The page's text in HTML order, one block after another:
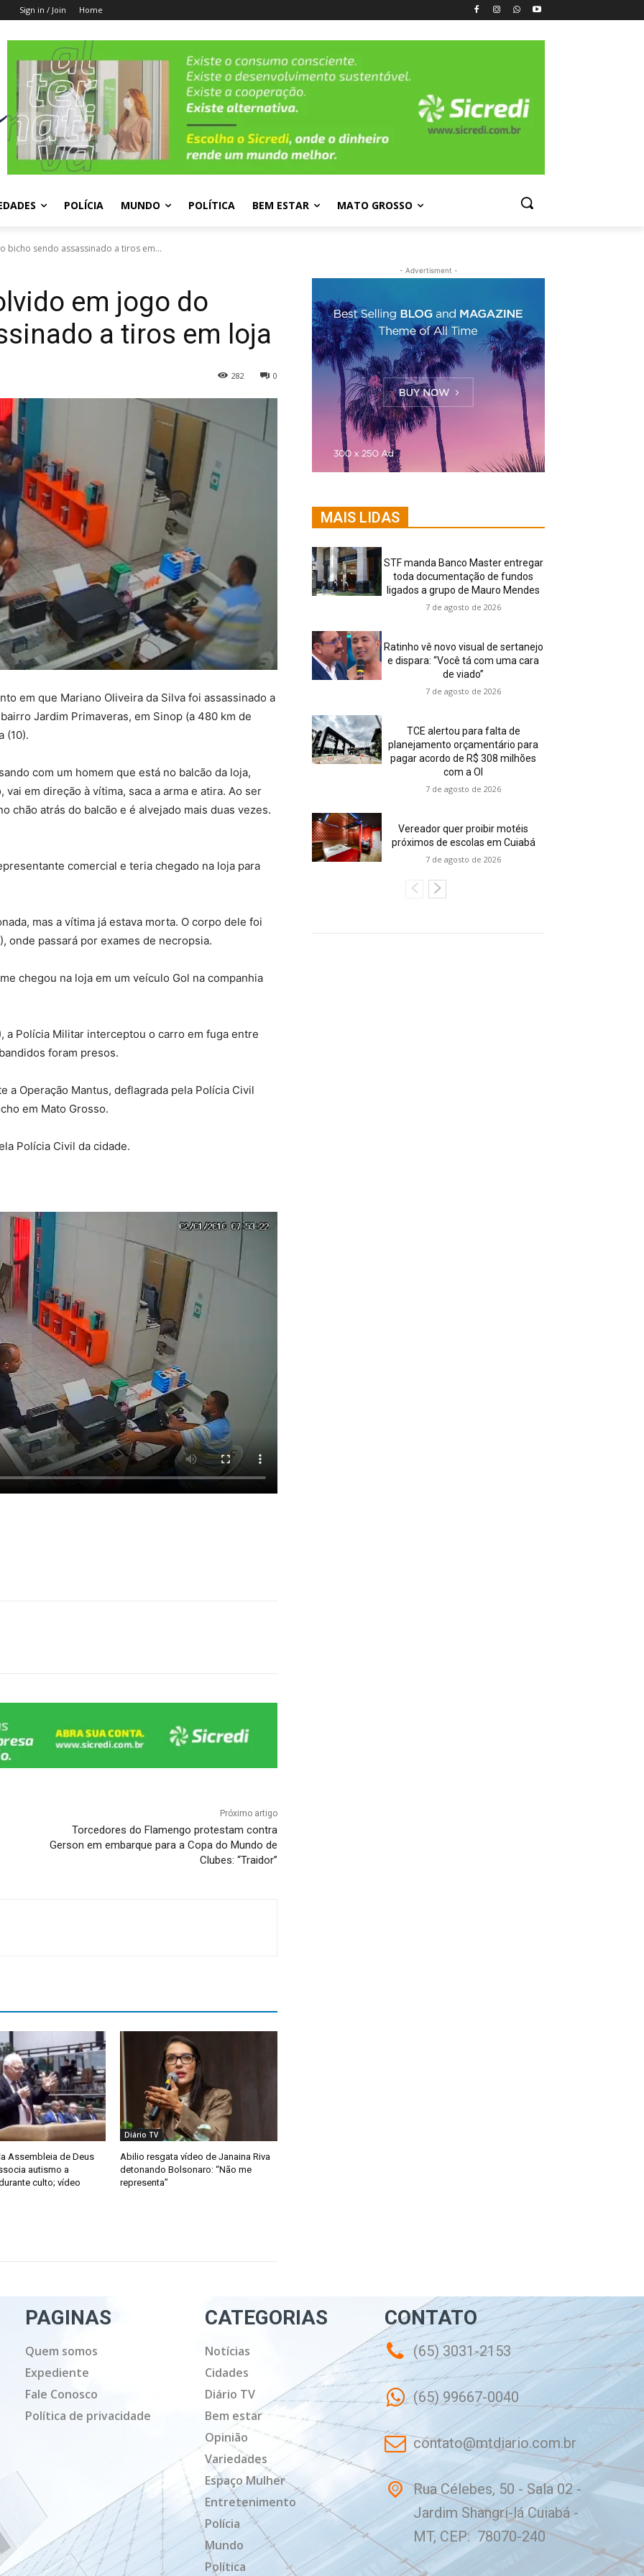
Sign in / Join Home
POLÍCIA MUNDO POLÍTICA BEM ESTAR MATO GROSSO
bicho sendo assassinado a tiros em...
em jogo do
a tiros em loja
0
282
em que Mariano Oliveira da Silva foi assassinado a
Jardim Primaveras, em Sinop (a 480 km de
(10).
com um homem que está no balcão da loja,
em direção à vítima, saca a arma e atira. Ao ser
chão atrás do balcão e é alvejado mais duas vezes.
comercial e teria chegado na loja para
mas a vítima já estava morta. O corpo dele foi
onde passará por exames de necropsia.
chegou na loja em um veículo Gol na companhia
a Polícia Militar interceptou o carro em fuga entre
foram presos.
a Operação Mantus, deflagrada pela Polícia Civil
em Mato Grosso.
Polícia Civil da cidade.
Próximo artigo
Torcedores do Flamengo protestam contra
Gerson em embarque para a Copa do Mundo de
Clubes: “Traidor”
Assembleia de Deus
autismo a
culto; vídeo
Diário TV
Abilio resgata vídeo de Janaina Riva
detonando Bolsonaro: “Não me
representa”
- Advertisment -
MAIS LIDAS
STF manda Banco Master entregar
toda documentação de fundos
ligados a grupo de Mauro Mendes
7 de agosto de 2026
Ratinho vê novo visual de sertanejo
e dispara: “Você tá com uma cara
de viado”
7 de agosto de 2026
TCE alertou para falta de
planejamento orçamentário para
pagar acordo de R$ 308 milhões
com a OI
7 de agosto de 2026
Vereador quer proibir motéis
próximos de escolas em Cuiabá
7 de agosto de 2026
PAGINAS
Quem somos
Expediente
Fale Conosco
Política de privacidade
CATEGORIAS
Notícias
Cidades
Diário TV
Bem estar
Opinião
Variedades
Espaço Mulher
Entretenimento
Polícia
Mundo
Política
CONTATO
(65) 3031-2153
(65) 99667-0040
contato@mtdiario.com.br
Rua Célebes, 50 - Sala 02 -
Jardim Shangri-lá Cuiabá -
MT, CEP: 78070-240